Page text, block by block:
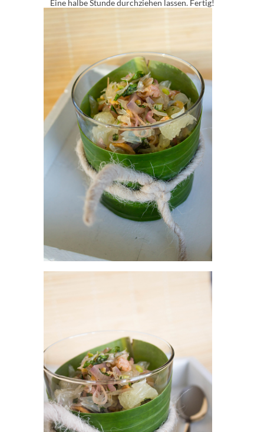
Eine halbe Stunde durchziehen lassen. Fertig!